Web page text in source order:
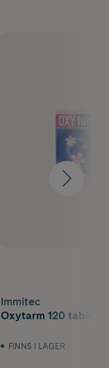
Immitec
Oxytarm 120
FINNS I LAGER